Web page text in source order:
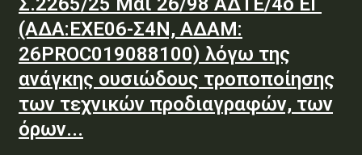
(ΑΔΑ:ΕΧΕ06-Σ4Ν, ΑΔΑΜ:
26PROC019088100) λόγω της
ανάγκης ουσιώδους τροποποίησης
των τεχνικών προδιαγραφών, των
όρων...